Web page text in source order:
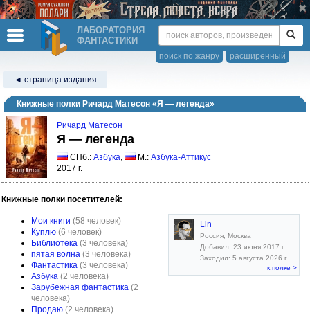
ЛАБОРАТОРИЯ
ФАНТАСТИКИ
расширенный
поиск по жанру
◄ страница издания
Книжные полки Ричард Матесон «Я — легенда»
Ричард Матесон
Я — легенда
СПб.: Азбука, М.: Азбука-Аттикус
2017 г.
Книжные полки посетителей:
Мои книги (58 человек)
Куплю (6 человек)
Библиотека (3 человека)
пятая волна (3 человека)
Фантастика (3 человека)
Азбука (2 человека)
Зарубежная фантастика (2
человека)
Продаю (2 человека)
Lin
Россия, Москва
Добавил: 23 июня 2017 г.
Заходил: 5 августа 2026 г.
к полке >